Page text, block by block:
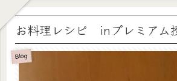
お料理レシピ inプレミアム
Blog